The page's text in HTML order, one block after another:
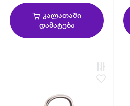
კალათაში
დამატება